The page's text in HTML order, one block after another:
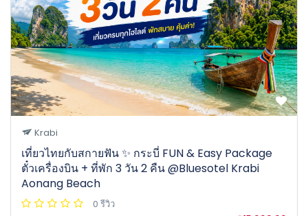
Krabi
เที่ยวไทยกับสกายฟัน ✨ กระบี่ FUN & Easy Package
ตั๋วเครื่องบิน + ที่พัก 3 วัน 2 คืน @Bluesotel Krabi
Aonang Beach
0 รีวิว